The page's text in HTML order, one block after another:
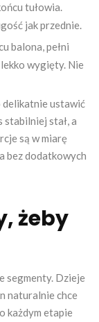
tułowia.
jak przednie.
balona, pełni
wygięty. Nie
delikatnie ustawić
stabilniej stał, a
są w miarę
bez dodatkowych
żeby
segmenty. Dzieje
naturalnie chce
każdym etapie